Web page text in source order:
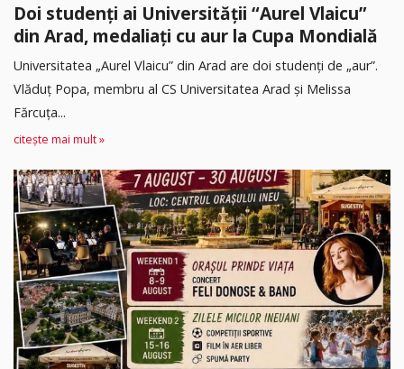
Doi studenți ai Universității “Aurel Vlaicu”
din Arad, medaliați cu aur la Cupa Mondială
Universitatea „Aurel Vlaicu” din Arad are doi studenți de „aur”.
Vlăduț Popa, membru al CS Universitatea Arad și Melissa
Fărcuța...
citește mai mult »